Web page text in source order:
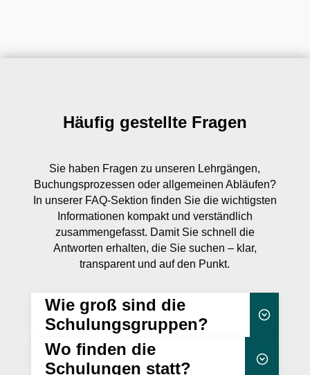
Häufig gestellte Fragen
Sie haben Fragen zu unseren Lehrgängen,
Buchungsprozessen oder allgemeinen Abläufen?
In unserer FAQ-Sektion finden Sie die wichtigsten
Informationen kompakt und verständlich
zusammengefasst. Damit Sie schnell die
Antworten erhalten, die Sie suchen – klar,
transparent und auf den Punkt.
Wie groß sind die
Schulungsgruppen?
25 Teilnehmenden
Wo finden die
Schulungen statt?